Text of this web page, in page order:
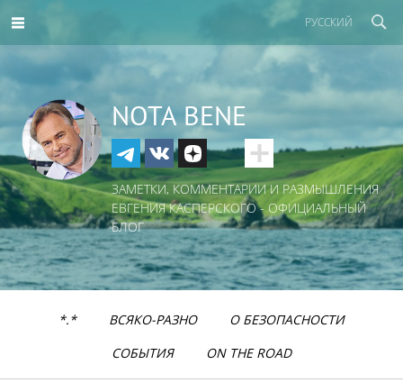
РУССКИЙ
NOTA BENE
ЗАМЕТКИ, КОММЕНТАРИИ И РАЗМЫШЛЕНИЯ
ЕВГЕНИЯ КАСПЕРСКОГО - ОФИЦИАЛЬНЫЙ
БЛОГ
*.* ВСЯКО-РАЗНО
О БЕЗОПАСНОСТИ
СОБЫТИЯ
ON THE ROAD